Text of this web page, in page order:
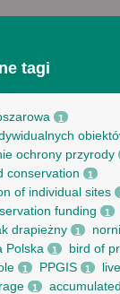
tagi
1
ochrony przyrody
conservation 1
of individual sites
funding 1
drapieżny 1
Polska 1 bird of
1 PPGIS 1
1